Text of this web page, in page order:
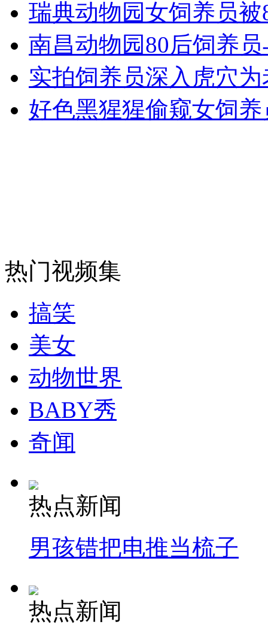
女孩北京地铁殴打老人 痛下狠手拳打脚踢
无痛分娩是否安全 医生回应
外交部：反对强权政治霸凌主义
走！跟着总书记去植树
消防员救轻生者
司机酒驾遇交警 急速倒车逃窜
瑞典动物园女饲养员
南昌动物园80后饲养
实拍饲养员深入虎穴
好色黑猩猩偷窥女饲
热门视频集
搞笑
美女
动物世界
BABY秀
奇闻
热点新闻
男孩错把电推当梳子
热点新闻